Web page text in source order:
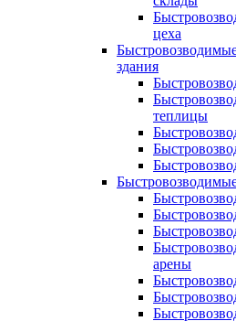
цеха
здания
теплицы
арены